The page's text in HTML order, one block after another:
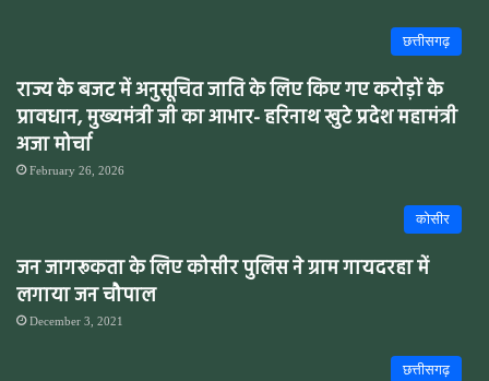
छत्तीसगढ़
राज्य के बजट में अनुसूचित जाति के लिए किए गए करोड़ों के
प्रावधान, मुख्यमंत्री जी का आभार- हरिनाथ खुटे प्रदेश महामंत्री
अजा मोर्चा
February 26, 2026
कोसीर
जन जागरूकता के लिए कोसीर पुलिस ने ग्राम गायदरहा में
लगाया जन चौपाल
December 3, 2021
छत्तीसगढ़